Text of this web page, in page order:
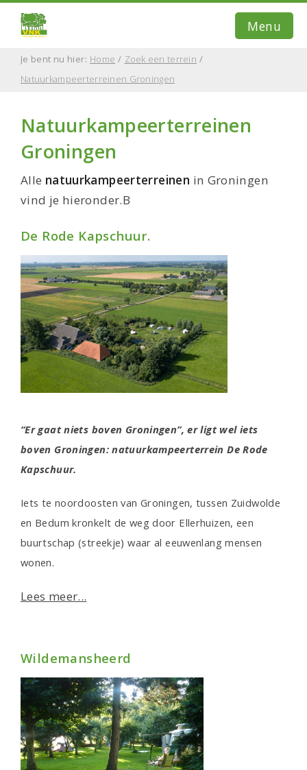
Home
Zoek een terrein
Informatie
Contact
E-mail
Menu
Je bent nu hier: Home / Zoek een terrein /
Natuurkampeerterreinen Groningen
Natuurkampeerterreinen
Groningen
Alle natuurkampeerterreinen in Groningen
vind je hieronder.B
De Rode Kapschuur.
“Er gaat niets boven Groningen”, er ligt wel iets
boven Groningen: natuurkampeerterrein De Rode
Kapschuur.
Iets te noordoosten van Groningen, tussen Zuidwolde
en Bedum kronkelt de weg door Ellerhuizen, een
buurtschap (streekje) waar al eeuwenlang mensen
wonen.
Lees meer...
Wildemansheerd